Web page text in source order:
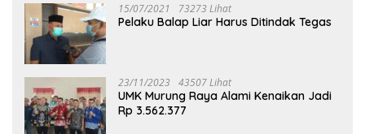
15/07/2021 73273 Lihat
Pelaku Balap Liar Harus Ditindak Tegas
23/11/2023 43507 Lihat
UMK Murung Raya Alami Kenaikan Jadi
Rp 3.562.377